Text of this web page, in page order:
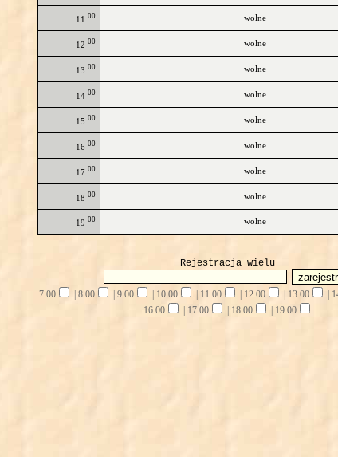
11 00 wolne
12 00 wolne
13 00 wolne
14 00 wolne
15 00 wolne
16 00 wolne
17 00 wolne
18 00 wolne
19 00 wolne
Rejestracja wielu
7.00 8.00 9.00 10.00 11.00 12.00 13.00
16.00
17.00 18.00 19.00